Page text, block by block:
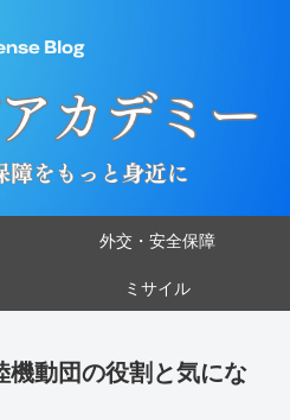
外交・安全保障
ミサイル
機動団の役割と気にな